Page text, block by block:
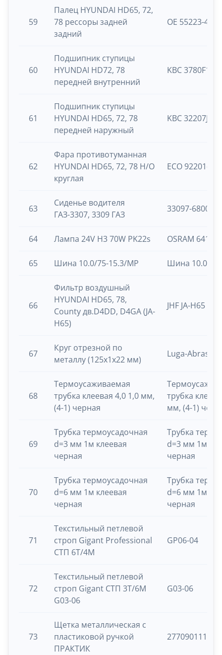
59
Палец HYUNDAI HD65, 72,
78 рессоры задней
задний
OE 55223-
60
Подшипник ступицы
HYUNDAI HD72, 78
передней внутренний
KBC 3780F1/20
61
Подшипник ступицы
HYUNDAI HD65, 72, 78
передней наружный
KBC 32207J
62
Фара противотуманная
HYUNDAI HD65, 72, 78 Н/О
круглая
ECO 92201-
63
Сиденье водителя
ГАЗ-3307, 3309 ГАЗ
33097-
64 Лампа 24V H3 70W PK22s OSRAM
65 Шина 10.0/75-15.3/MP Шина 10.0/
66
Фильтр воздушный
HYUNDAI HD65, 78,
County дв.D4DD, D4GA (JA-
H65)
JHF JA-H65
67
Круг отрезной по
металлу (125х1х22 мм)
Luga-Abrasiv/
68
Термоусаживаемая
трубка клеевая 4,0 1,0 мм,
(4-1) черная
трубка
мм, (4-1)
69
Трубка термоусадочная
d=3 мм 1м клеевая
черная
Трубка
d=3 мм 1м
черная
70
Трубка термоусадочная
d=6 мм 1м клеевая
черная
Трубка
d=6 мм 1м
черная
71
Текстильный петлевой
строп Gigant Professional
СТП 6Т/4М
GP06-04
72
Текстильный петлевой
строп Gigant СТП 3Т/6М
G03-06
G03-06
73
Щетка металлическая с
пластиковой ручкой
ПРАКТИК
277090111